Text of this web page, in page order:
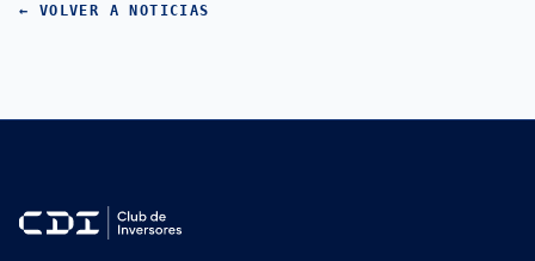
← VOLVER A NOTICIAS